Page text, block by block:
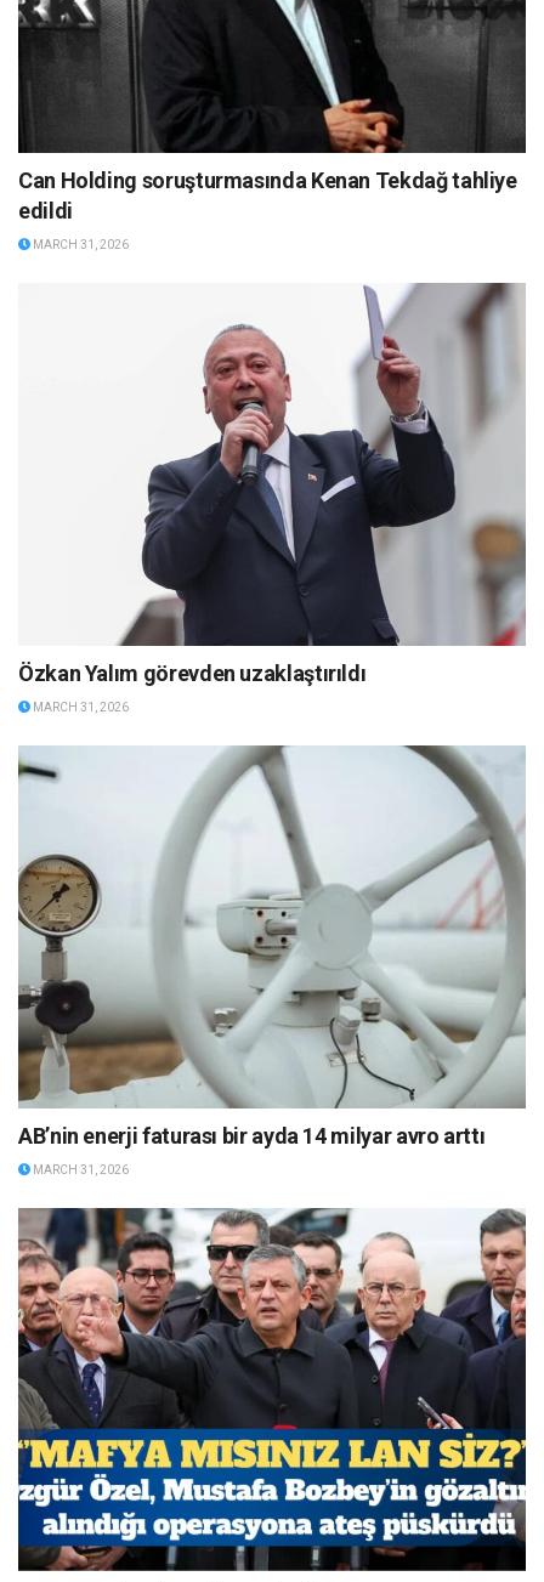
Can Holding soruşturmasında Kenan Tekdağ tahliye
edildi
MARCH 31, 2026
Özkan Yalım görevden uzaklaştırıldı
MARCH 31, 2026
AB’nin enerji faturası bir ayda 14 milyar avro arttı
MARCH 31, 2026